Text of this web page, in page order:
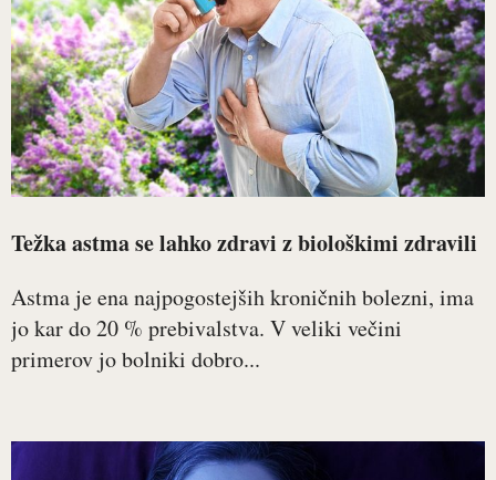
Težka astma se lahko zdravi z biološkimi zdravili
Astma je ena najpogostejših kroničnih bolezni, ima
jo kar do 20 % prebivalstva. V veliki večini
primerov jo bolniki dobro...